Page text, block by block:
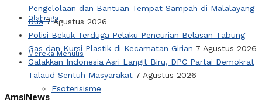
Olahraga
Mereka Menulis
Esoterisisme
Pengelolaan dan Bantuan Tempat Sampah di Malalayang
Dua 7 Agustus 2026
Polisi Bekuk Terduga Pelaku Pencurian Belasan Tabung
Gas dan Kursi Plastik di Kecamatan Girian 7 Agustus 2026
Galakkan Indonesia Asri Langit Biru, DPC Partai Demokrat
Talaud Sentuh Masyarakat 7 Agustus 2026
AmsiNews